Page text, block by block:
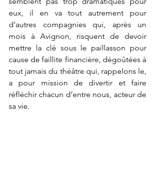
eux, il en va tout autrement pour
d’autres compagnies qui, après un
mois à Avignon, risquent de devoir
mettre la clé sous le paillasson pour
cause de faillite financière, dégoûtées à
tout jamais du théâtre qui, rappelons le,
a pour mission de divertir et faire
réfléchir chacun d’entre nous, acteur de
sa vie.